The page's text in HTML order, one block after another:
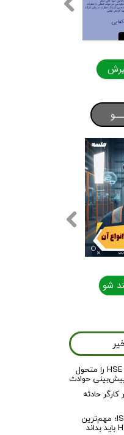
هوش مصنوعی چگونه آینده HSE را متحول
کارگر حادثه
آشنایی با استاندارد ISO 45001؛ مهم‌ترین
همین حالا بگیرش